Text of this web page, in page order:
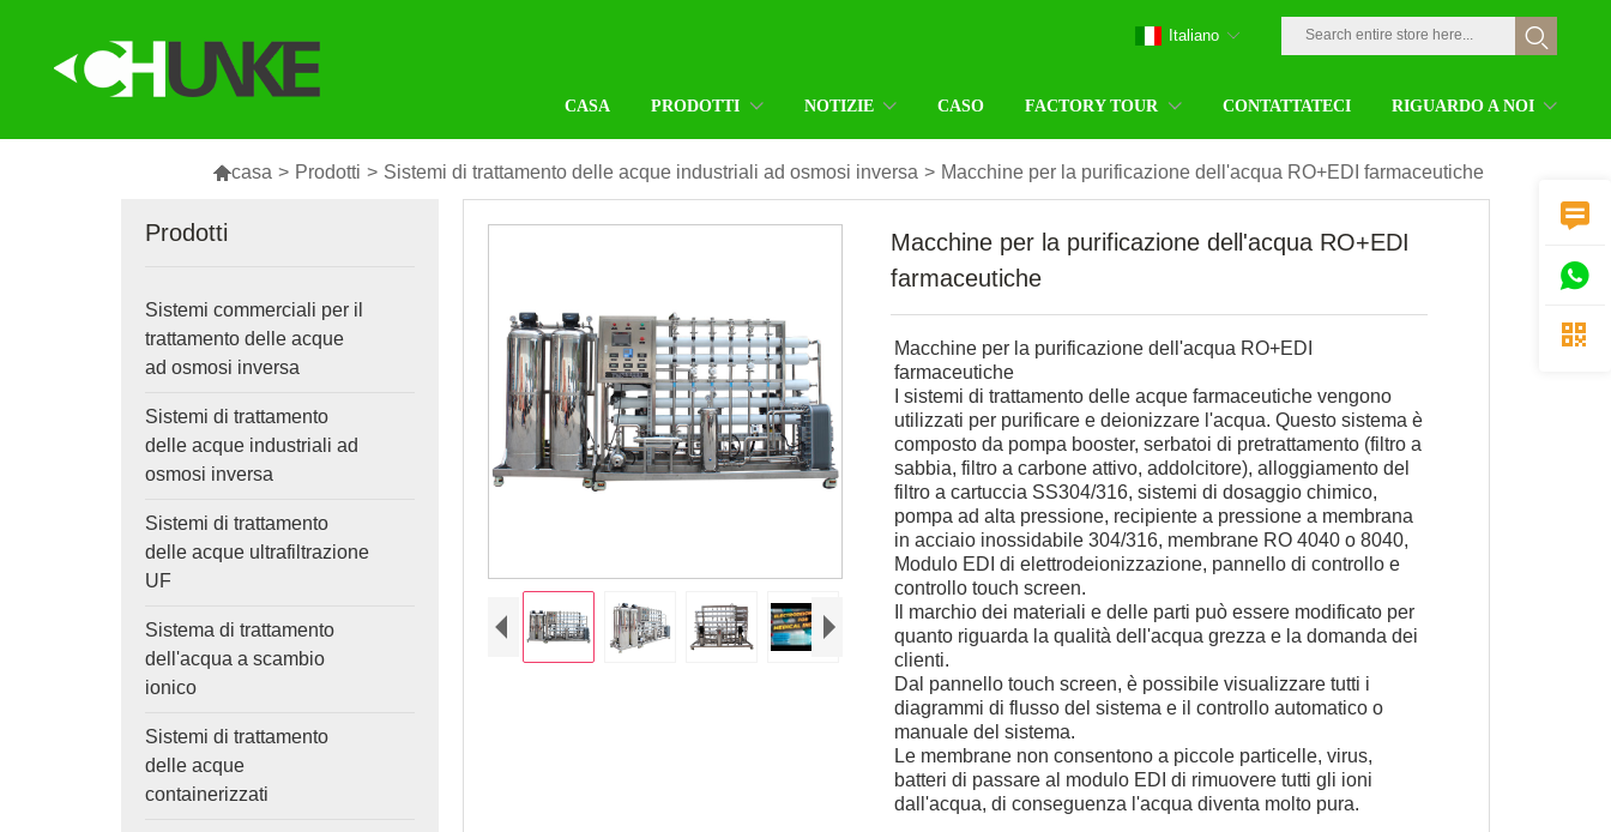
CASA PRODOTTI NOTIZIE CASO FACTORY TOUR CONTATTATECI RIGUARDO A NOI
Italiano
casa > Prodotti > Sistemi di trattamento delle acque industriali ad osmosi inversa > Macchine per la purificazione dell'acqua RO+EDI farmaceutiche
Prodotti
Sistemi commerciali per il
trattamento delle acque
ad osmosi inversa
Sistemi di trattamento
delle acque industriali ad
osmosi inversa
Sistemi di trattamento
delle acque ultrafiltrazione
UF
Sistema di trattamento
dell'acqua a scambio
ionico
Sistemi di trattamento
delle acque
containerizzati
Macchine per la purificazione dell'acqua RO+EDI
farmaceutiche
Macchine per la purificazione dell'acqua RO+EDI
farmaceutiche
I sistemi di trattamento delle acque farmaceutiche vengono
utilizzati per purificare e deionizzare l'acqua. Questo sistema è
composto da pompa booster, serbatoi di pretrattamento (filtro a
sabbia, filtro a carbone attivo, addolcitore), alloggiamento del
filtro a cartuccia SS304/316, sistemi di dosaggio chimico,
pompa ad alta pressione, recipiente a pressione a membrana
in acciaio inossidabile 304/316, membrane RO 4040 o 8040,
Modulo EDI di elettrodeionizzazione, pannello di controllo e
controllo touch screen.
Il marchio dei materiali e delle parti può essere modificato per
quanto riguarda la qualità dell'acqua grezza e la domanda dei
clienti.
Dal pannello touch screen, è possibile visualizzare tutti i
diagrammi di flusso del sistema e il controllo automatico o
manuale del sistema.
Le membrane non consentono a piccole particelle, virus,
batteri di passare al modulo EDI di rimuovere tutti gli ioni
dall'acqua, di conseguenza l'acqua diventa molto pura.


